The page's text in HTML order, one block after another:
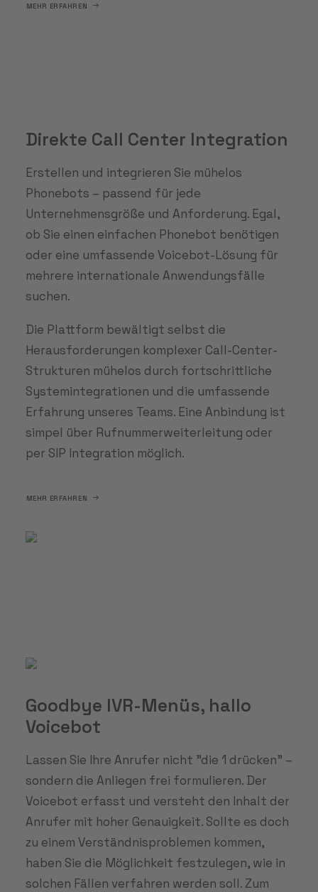
MEHR ERFAHREN
Direkte Call Center Integration
Erstellen und integrieren Sie mühelos
Phonebots – passend für jede
Unternehmensgröße und Anforderung. Egal,
ob Sie einen einfachen Phonebot benötigen
oder eine umfassende Voicebot-Lösung für
mehrere internationale Anwendungsfälle
suchen.
Die Plattform bewältigt selbst die
Herausforderungen komplexer Call-Center-
Strukturen mühelos durch fortschrittliche
Systemintegrationen und die umfassende
Erfahrung unseres Teams. Eine Anbindung ist
simpel über Rufnummerweiterleitung oder
per SIP Integration möglich.
MEHR ERFAHREN
Goodbye IVR-Menüs, hallo
Voicebot
Lassen Sie Ihre Anrufer nicht "die 1 drücken" –
sondern die Anliegen frei formulieren. Der
Voicebot erfasst und versteht den Inhalt der
Anrufer mit hoher Genauigkeit. Sollte es doch
zu einem Verständnisproblemen kommen,
haben Sie die Möglichkeit festzulegen, wie in
solchen Fällen verfahren werden soll. Zum